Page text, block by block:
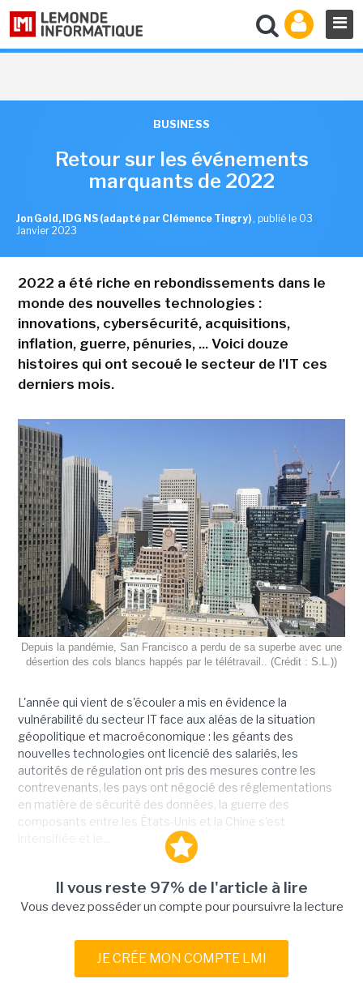
BUSINESS
Retour sur les événements
marquants de 2022
Jon Gold, IDG NS (adapté par Clémence Tingry) , publié le 03
Janvier 2023
2022 a été riche en rebondissements dans le
monde des nouvelles technologies :
innovations, cybersécurité, acquisitions,
inflation, guerre, pénuries, ... Voici douze
histoires qui ont secoué le secteur de l'IT ces
derniers mois.
Depuis la pandémie, San Francisco a perdu de sa superbe avec une
désertion des cols blancs happés par le télétravail.. (Crédit : S.L.))
L'année qui vient de s'écouler a mis en évidence la
vulnérabilité du secteur IT face aux aléas de la situation
géopolitique et macroéconomique : les géants des
nouvelles technologies ont licencié des salariés, les
autorités de régulation ont pris des mesures contre les
contrevenants, les pays ont négocié des réglementations
en matière de sécurité des données, la guerre des
composants entre les États-Unis et la Chine s'est
Il vous reste 97% de l'article à lire
Vous devez posséder un compte pour poursuivre la lecture
JE CRÉE MON COMPTE LMI